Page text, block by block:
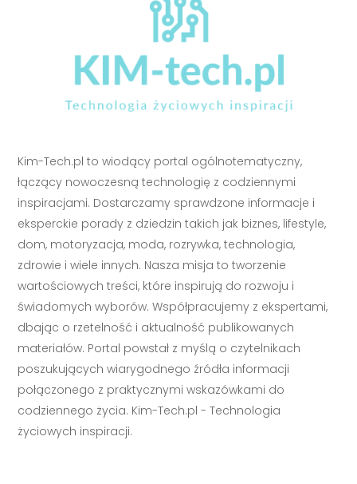
Kim-Tech.pl to wiodący portal ogólnotematyczny,
łączący nowoczesną technologię z codziennymi
inspiracjami. Dostarczamy sprawdzone informacje i
eksperckie porady z dziedzin takich jak biznes, lifestyle,
dom, motoryzacja, moda, rozrywka, technologia,
zdrowie i wiele innych. Nasza misja to tworzenie
wartościowych treści, które inspirują do rozwoju i
świadomych wyborów. Współpracujemy z ekspertami,
dbając o rzetelność i aktualność publikowanych
materiałów. Portal powstał z myślą o czytelnikach
poszukujących wiarygodnego źródła informacji
połączonego z praktycznymi wskazówkami do
codziennego życia. Kim-Tech.pl - Technologia
życiowych inspiracji.